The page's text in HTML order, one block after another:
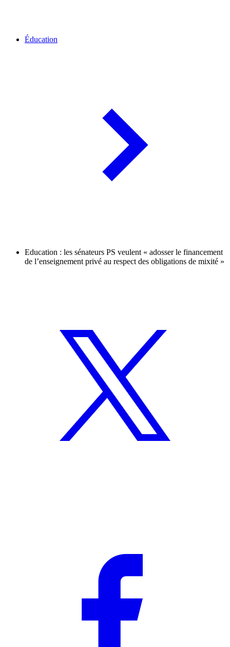
Éducation
Education : les sénateurs PS veulent « adosser le financement
de l’enseignement privé au respect des obligations de mixité »